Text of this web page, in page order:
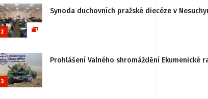
2
Synoda duchovních pražské diecéze v
3
Prohlášení Valného shromáždění